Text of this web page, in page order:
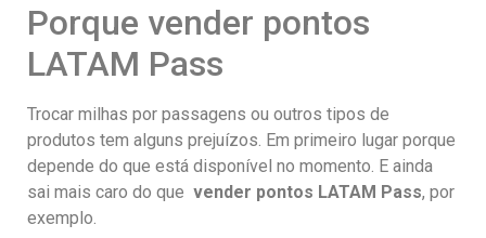
Porque vender pontos
LATAM Pass
Trocar milhas por passagens ou outros tipos de
produtos tem alguns prejuízos. Em primeiro lugar porque
depende do que está disponível no momento. E ainda
sai mais caro do que vender pontos LATAM Pass, por
exemplo.